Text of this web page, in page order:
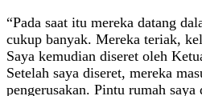
“Pada saat itu mereka datang
cukup banyak. Mereka teriak,
Saya kemudian diseret oleh
Setelah saya diseret, mereka
pengerusakan. Pintu rumah